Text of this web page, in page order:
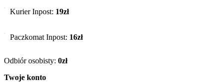
Kurier Inpost: 19zł
Paczkomat Inpost: 16zł
Odbiór osobisty: 0zł
Twoje konto